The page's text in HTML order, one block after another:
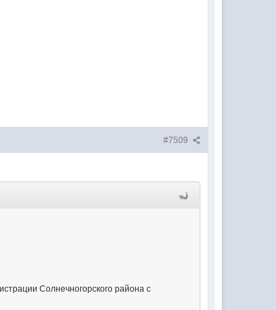
#7509
Солнечногорского района с